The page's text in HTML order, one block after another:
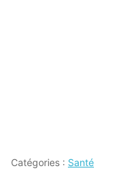
Catégories : Santé